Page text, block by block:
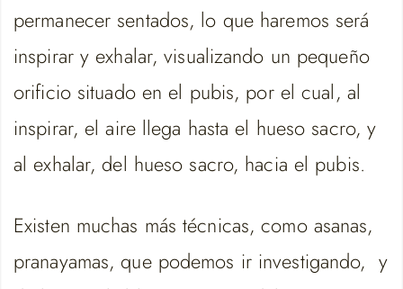
permanecer sentados, lo que haremos será
inspirar y exhalar, visualizando un pequeño
orificio situado en el pubis, por el cual, al
inspirar, el aire llega hasta el hueso sacro, y
al exhalar, del hueso sacro, hacia el pubis.
Existen muchas más técnicas, como asanas,
pranayamas, que podemos ir investigando, y